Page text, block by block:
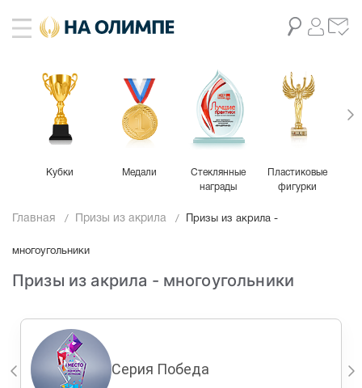
Кубки Медали
Стеклянные
награды
Пластиковые
фигурки
Главная Призы из акрила Призы из акрила -
многоугольники
Призы из акрила - многоугольники
Серия Победа